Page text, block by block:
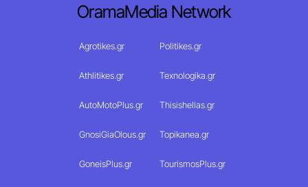
OramaMedia Network
Agrotikes.gr Politikes.gr
Athlitikes.gr Texnologika.gr
AutoMotoPlus.gr Thisishellas.gr
GnosiGiaOlous.gr Topikanea.gr
GoneisPlus.gr TourismosPlus.gr